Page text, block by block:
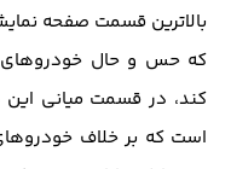
که حس و حال خودروهای
کند، در قسمت میانی این
است که بر خلاف